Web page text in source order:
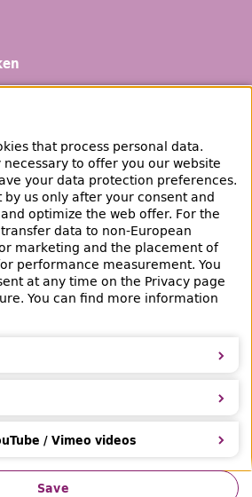
that process personal data.
to offer you our website
your data protection preferences.
us only after your consent and
optimize the web offer. For the
data to non-European
marketing and the placement of
performance measurement. You
at any time on the Privacy page
You can find more information
/ Vimeo videos
/ Vimeo videos
Save